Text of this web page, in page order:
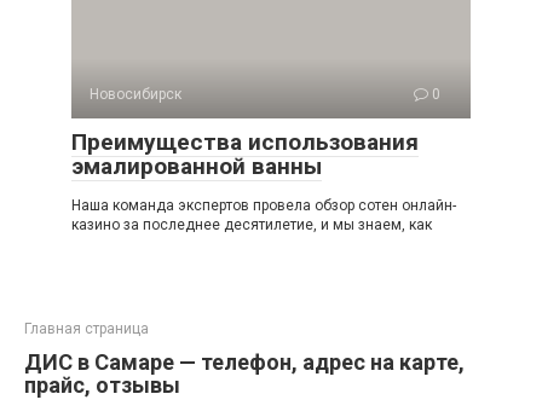
Новосибирск 0
Преимущества использования
эмалированной ванны
Наша команда экспертов провела обзор сотен онлайн-
кaзинo за последнее десятилетие, и мы знаем, как
Главная страница
ДИС в Самаре — телефон, адрес на карте,
прайс, отзывы